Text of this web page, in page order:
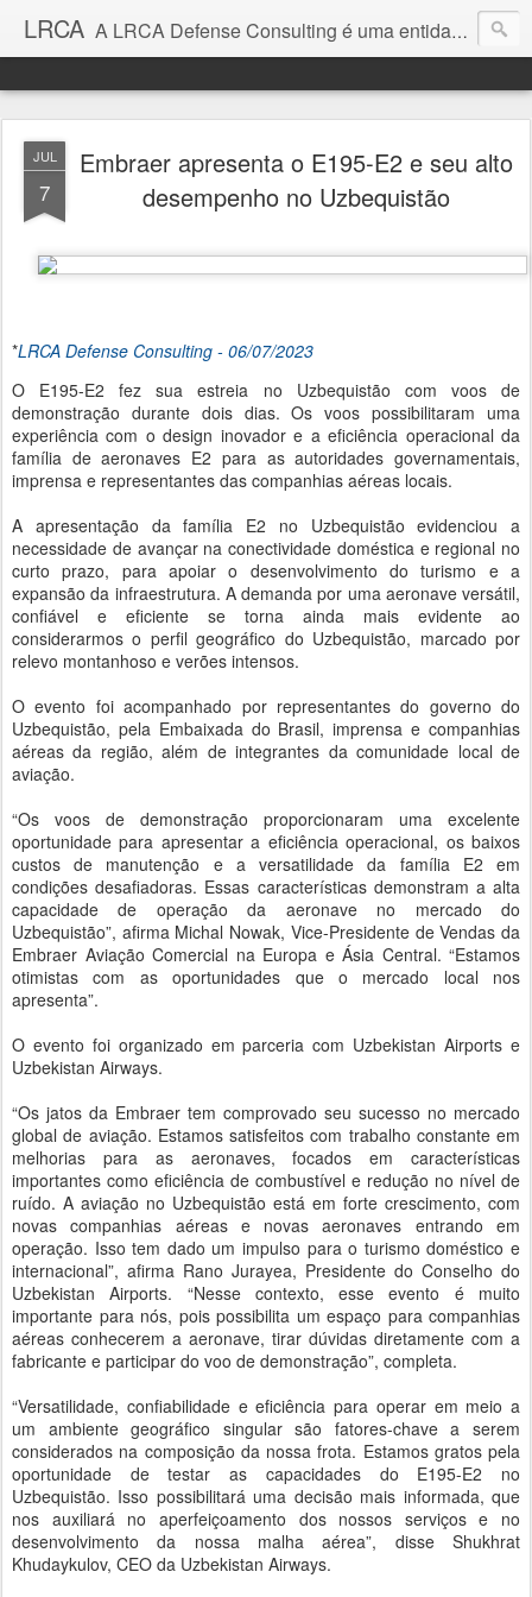
LRCA A LRCA Defense Consulting é uma entidade sem fins lucrativos que se dedica a produzir e divulgar notícias e análises sobre as Empresas de Defesa. Não somos jornalistas e nem este é um blog jornalístico.
JUL
7
Embraer apresenta o E195-E2 e seu alto
desempenho no Uzbequistão
*LRCA Defense Consulting - 06/07/2023
O E195-E2 fez sua estreia no Uzbequistão com voos de
demonstração durante dois dias. Os voos possibilitaram uma
experiência com o design inovador e a eficiência operacional da
família de aeronaves E2 para as autoridades governamentais,
imprensa e representantes das companhias aéreas locais.
A apresentação da família E2 no Uzbequistão evidenciou a
necessidade de avançar na conectividade doméstica e regional no
curto prazo, para apoiar o desenvolvimento do turismo e a
expansão da infraestrutura. A demanda por uma aeronave versátil,
confiável e eficiente se torna ainda mais evidente ao
considerarmos o perfil geográfico do Uzbequistão, marcado por
relevo montanhoso e verões intensos.
O evento foi acompanhado por representantes do governo do
Uzbequistão, pela Embaixada do Brasil, imprensa e companhias
aéreas da região, além de integrantes da comunidade local de
aviação.
“Os voos de demonstração proporcionaram uma excelente
oportunidade para apresentar a eficiência operacional, os baixos
custos de manutenção e a versatilidade da família E2 em
condições desafiadoras. Essas características demonstram a alta
capacidade de operação da aeronave no mercado do
Uzbequistão”, afirma Michal Nowak, Vice-Presidente de Vendas da
Embraer Aviação Comercial na Europa e Ásia Central. “Estamos
otimistas com as oportunidades que o mercado local nos
apresenta”.
O evento foi organizado em parceria com Uzbekistan Airports e
Uzbekistan Airways.
“Os jatos da Embraer tem comprovado seu sucesso no mercado
global de aviação. Estamos satisfeitos com trabalho constante em
melhorias para as aeronaves, focados em características
importantes como eficiência de combustível e redução no nível de
ruído. A aviação no Uzbequistão está em forte crescimento, com
novas companhias aéreas e novas aeronaves entrando em
operação. Isso tem dado um impulso para o turismo doméstico e
internacional”, afirma Rano Jurayea, Presidente do Conselho do
Uzbekistan Airports. “Nesse contexto, esse evento é muito
importante para nós, pois possibilita um espaço para companhias
aéreas conhecerem a aeronave, tirar dúvidas diretamente com a
fabricante e participar do voo de demonstração”, completa.
“Versatilidade, confiabilidade e eficiência para operar em meio a
um ambiente geográfico singular são fatores-chave a serem
considerados na composição da nossa frota. Estamos gratos pela
oportunidade de testar as capacidades do E195-E2 no
Uzbequistão. Isso possibilitará uma decisão mais informada, que
nos auxiliará no aperfeiçoamento dos nossos serviços e no
desenvolvimento da nossa malha aérea”, disse Shukhrat
Khudaykulov, CEO da Uzbekistan Airways.